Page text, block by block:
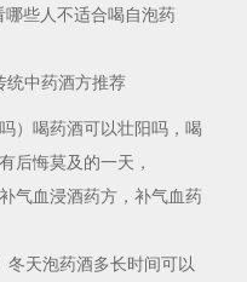
些人不适合喝自泡药
统中药酒方推荐
）喝药酒可以壮阳吗，喝
后悔莫及的一天，
气血浸酒药方，补气血药
天泡药酒多长时间可以